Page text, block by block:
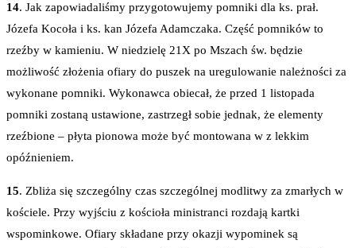
14. Jak zapowiadaliśmy przygotowujemy pomniki dla ks. prał.
Józefa Kocoła i ks. kan Józefa Adamczaka. Część pomników to
rzeźby w kamieniu. W niedzielę 21X po Mszach św. będzie
możliwość złożenia ofiary do puszek na uregulowanie należności za
wykonane pomniki. Wykonawca obiecał, że przed 1 listopada
pomniki zostaną ustawione, zastrzegł sobie jednak, że elementy
rzeźbione – płyta pionowa może być montowana w z lekkim
opóźnieniem.
15. Zbliża się szczególny czas szczególnej modlitwy za zmarłych w
kościele. Przy wyjściu z kościoła ministranci rozdają kartki
wspominkowe. Ofiary składane przy okazji wypominek są